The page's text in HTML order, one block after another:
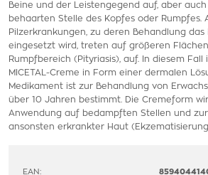
Beine und der Leistengegend auf, aber
behaarten Stelle des Kopfes oder Rumpfes.
Pilzerkrankungen, zu deren Behandlung das
eingesetzt wird, treten auf größeren
Rumpfbereich (Pityriasis), auf. In diesem Fall
MICETAL-Creme in Form einer dermalen
Medikament ist zur Behandlung von
über 10 Jahren bestimmt. Die Cremeform
Anwendung auf bedampften Stellen und
ansonsten erkrankter Haut
EAN: